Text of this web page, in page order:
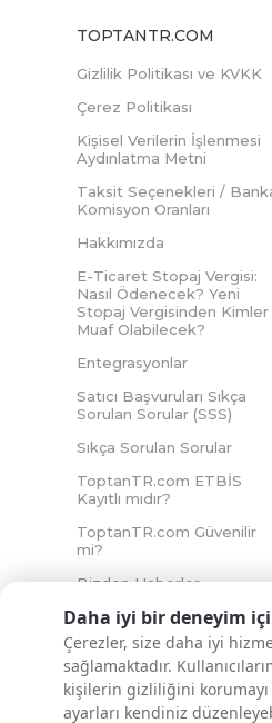
Daha iyi bir deneyim
Çerezler, size daha iyi
sağlamaktadır.
kişilerin gizliliğini
ayarları kendiniz
TOPTANTR.COM
Gizlilik Politikası ve KVKK
Çerez Politikası
Kişisel Verilerin İşlenmesi
Aydınlatma Metni
Taksit Seçenekleri /
Komisyon Oranları
Hakkımızda
E-Ticaret Stopaj Vergisi:
Nasıl Ödenecek? Yeni
Stopaj Vergisinden Kimler
Muaf Olabilecek?
Entegrasyonlar
Satıcı Başvuruları Sıkça
Sorulan Sorular (SSS)
Sıkça Sorulan Sorular
ToptanTR.com ETBİS
Kayıtlı mıdır?
ToptanTR.com Güvenilir
mi?
Bizden Haberler
İNTERNETTE GÜVENLİ